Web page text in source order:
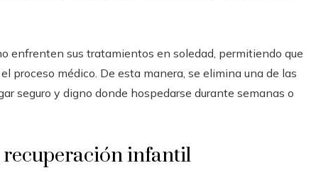
enfrenten sus tratamientos en soledad, permitiendo que
proceso médico. De esta manera, se elimina una de las
seguro y digno donde hospedarse durante semanas o
recuperación infantil